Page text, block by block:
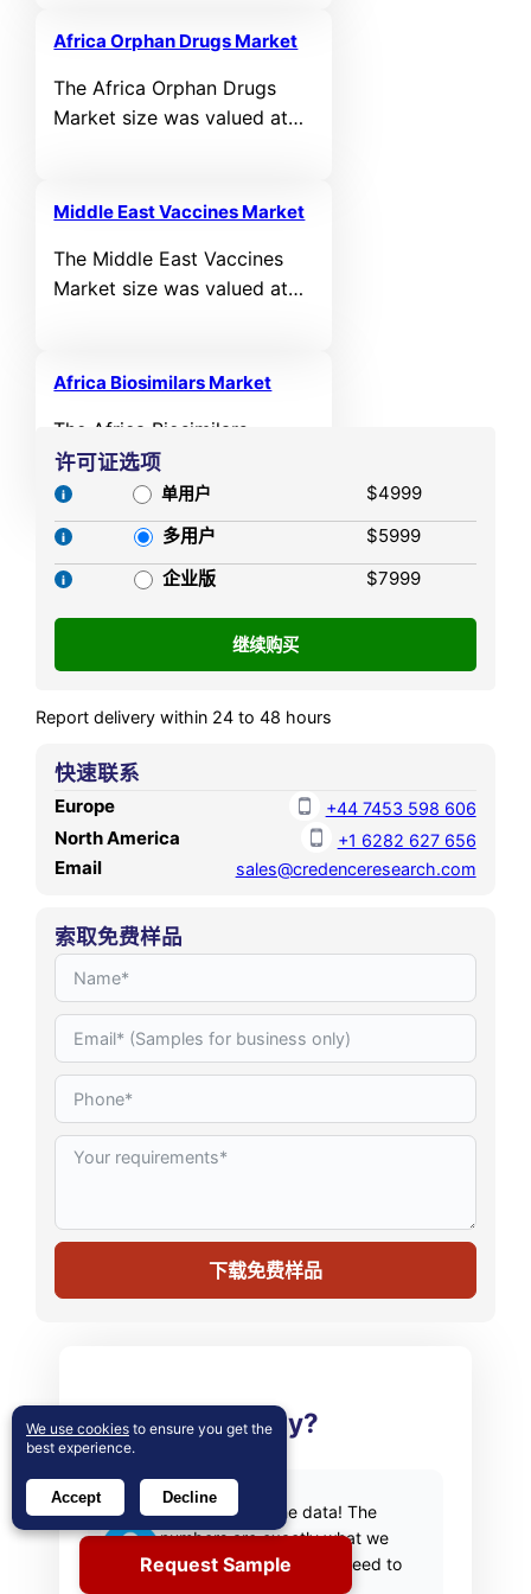
in 2021 and reached USD
anticipated to reach USD
149,792.56 MN by 2032,
period.
Africa Orphan Drugs Market
The Africa Orphan Drugs
Market size was valued at
2025. It is anticipated to
2032, growing at a CAGR of
6.30% during the forecast
Middle East Vaccines Market
The Middle East Vaccines
Market size was valued at
2025. It is anticipated to
9.44% during the forecast
period.
Africa Biosimilars Market
The Africa Biosimilars
Market size was valued at
USD 126.63 MN in 2021 and
reached USD 200.98 MN in
2025. It is anticipated to
reach USD 451.50 MN by
7.80% during the forecast
period.
许可证选项
单用户
$4999
多用户
$5999
企业版
$7999
Report delivery within 24 to 48 hours
快速联系
Europe +44 7453 598 606
North America +1 6282 627 656
Email sales@credenceresearch.com
索取免费样品
下载免费样品
What people say?
Thank you for the data! The
numbers are exactly what we
asked for and what we need to
build our business case.
Request Sample
We use cookies to ensure you get the
best experience.
Accept Decline